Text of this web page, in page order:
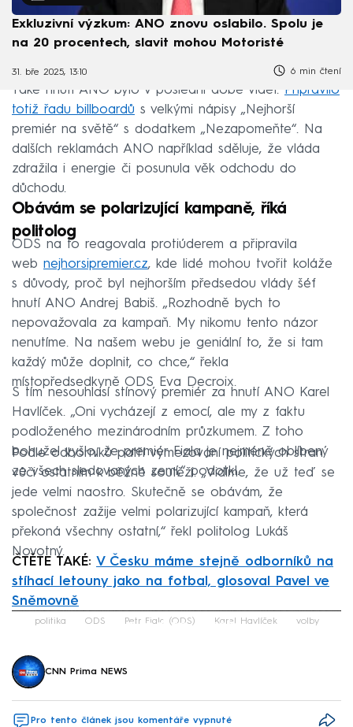
Exkluzivní výzkum: ANO znovu oslabilo. Spolu je
na 20 procentech, slavit mohou Motoristé
31. bře 2025, 13:10 6 min čtení
Také hnutí ANO bylo v poslední době vidět. Připravilo
totiž řadu billboardů s velkými nápisy „Nejhorší
premiér na světě“ s dodatkem „Nezapomeňte“. Na
dalších reklamách ANO například sděluje, že vláda
zdražila i energie či posunula věk odchodu do
důchodu.
Obávám se polarizující kampaně, říká
politolog
ODS na to reagovala protiúderem a připravila
web nejhorsipremier.cz, kde lidé mohou tvořit koláže
s důvody, proč byl nejhorším předsedou vlády šéf
hnutí ANO Andrej Babiš. „Rozhodně bych to
nepovažovala za kampaň. My nikomu tento názor
nenutíme. Na našem webu je geniální to, že si tam
každý může doplnit, co chce,“ řekla
místopředsedkyně ODS Eva Decroix.
S tím nesouhlasí stínový premiér za hnutí ANO Karel
Havlíček. „Oni vycházejí z emocí, ale my z faktu
podloženého mezinárodním průzkumem. Z toho
bohužel vyšlo, že premiér Fiala je nejméně oblíbený
ze všech sledovaných zemí,“ podotkl.
Podle odborníků patří vymezování politických stran
vůči ostatním k běžné soutěži. „Vidíme, že už teď se
jede velmi naostro. Skutečně se obávám, že
společnost zažije velmi polarizující kampaň, která
překoná všechny ostatní,“ řekl politolog Lukáš
Novotný.
ČTĚTE TAKÉ: V Česku máme stejně odborníků na
stíhací letouny jako na fotbal, glosoval Pavel ve
Sněmovně
Failed to fetch
politika ODS Petr Fiala (ODS) Karel Havlíček volby
CNN Prima NEWS
Pro tento článek jsou komentáře vypnuté